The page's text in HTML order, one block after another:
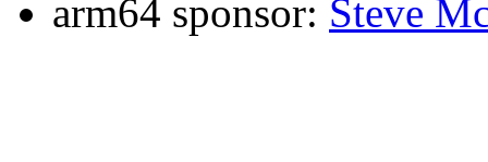
arm64 sponsor: Steve